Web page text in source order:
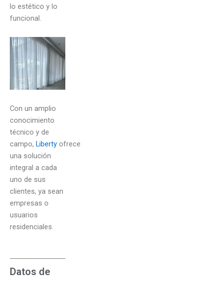
lo estético y lo
funcional.
Con un amplio
conocimiento
técnico y de
campo, Liberty ofrece
una solución
integral a cada
uno de sus
clientes, ya sean
empresas o
usuarios
residenciales.
Datos de